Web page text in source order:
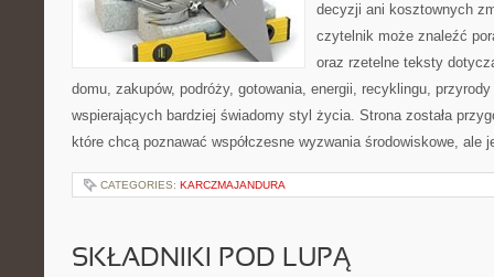
decyzji ani kosztownych
czytelnik może znaleźć
oraz rzetelne teksty
domu, zakupów, podróży, gotowania, energii, recyklingu,
wspierających bardziej świadomy styl życia. Strona została
które chcą poznawać współczesne wyzwania środowiskowe,
CATEGORIES: KARCZMAJANDURA
SKŁADNIKI POD LUPĄ